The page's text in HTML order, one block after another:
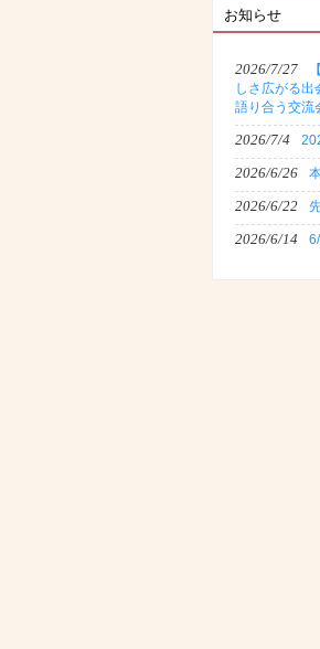
お知らせ
2026/7/27
しさ広がる出
語り合う交
2026/7/4
2026/6/26
2026/6/22
2026/6/14